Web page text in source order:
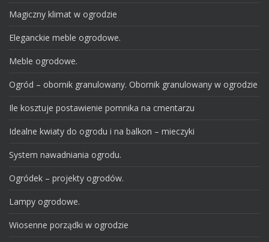
Magiczny klimat w ogrodzie
Eleganckie meble ogrodowe.
Meble ogrodowe.
Ogród – obornik granulowany. Obornik granulowany w ogrodzie
Ile kosztuje postawienie pomnika na cmentarzu
Idealne kwiaty do ogrodu i na balkon – mieczyki
System nawadniania ogrodu.
Ogródek – projekty ogrodów.
Lampy ogrodowe.
Wiosenne porządki w ogrodzie